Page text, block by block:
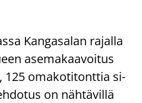
Kan­ga­sa­lan ra­jal­la
ase­ma­kaa­voi­tus
125 oma­ko­ti­tont­tia si­
on näh­tä­vil­lä